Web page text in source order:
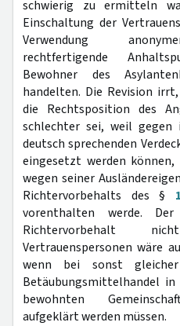
schwierig zu ermitteln
Einschaltung der
Verwendung
rechtfertigende
Bewohner des
handelten. Die Revision
die Rechtsposition des
schlechter sei, weil gegen
deutsch sprechenden
eingesetzt werden
wegen seiner
Richtervorbehalts des §
vorenthalten werde.
Richtervorbehalt
Vertrauenspersonen wäre
wenn bei sonst
Betäubungsmittelhandel
bewohnten
aufgeklärt werden müssen.